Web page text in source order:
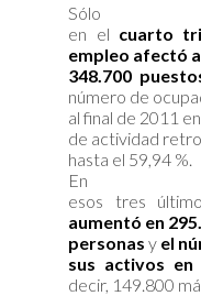
Sólo
en el cuarto
empleo afectó a
348.700
número de
al final de 2011
de actividad
hasta el 59,94 %.
En
esos tres
aumentó en
personas y el
sus activos en
decir, 149.800